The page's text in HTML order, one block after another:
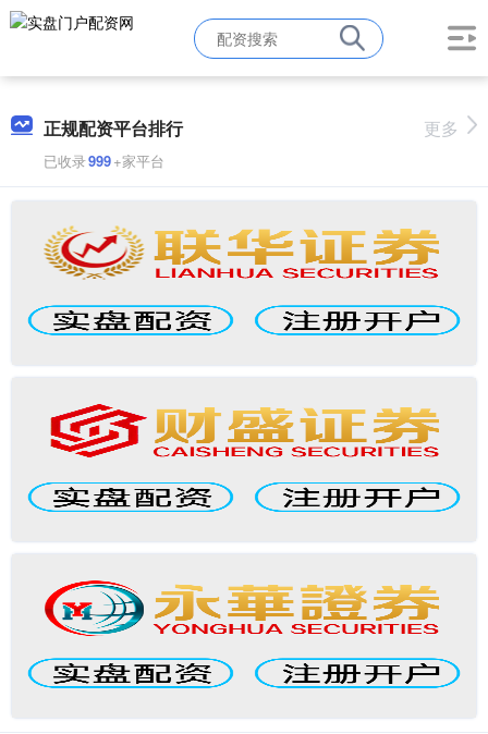
正规配资平台排行
已收录999+家平台
更多